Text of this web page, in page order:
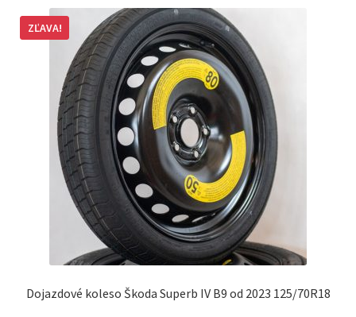
Dojazdové koleso Škoda Superb IV B9 od 2023 125/70R18
ZĽAVA!